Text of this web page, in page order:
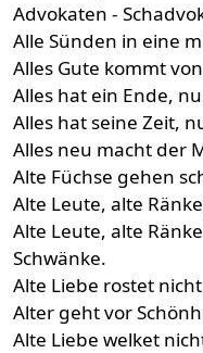
Advokaten -
Alle Sünden in eine
Alles Gute kommt
Alles hat ein Ende,
Alles hat seine Zeit,
Alles neu macht der
Alte Füchse gehen
Alte Leute, alte
Alte Leute, alte
Schwänke.
Alte Liebe rostet
Alter geht vor
Alte Liebe welket